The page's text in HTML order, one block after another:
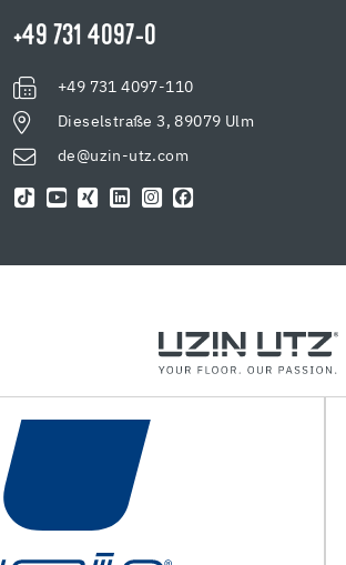
+49 731 4097-0
+49 731 4097-110
Dieselstraße 3, 89079 Ulm
de@uzin-utz.com